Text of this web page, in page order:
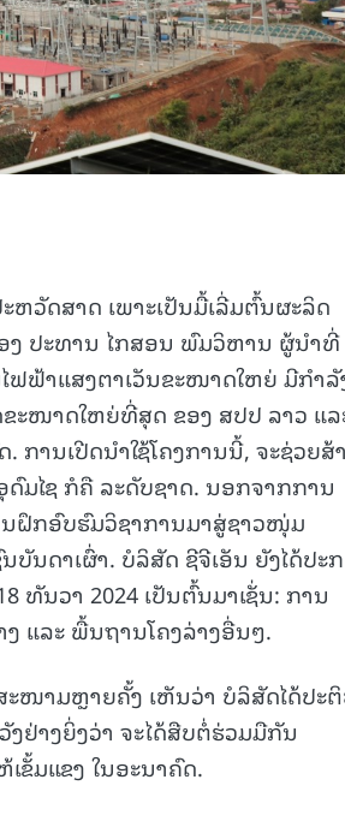
ຫວັດສາດ ເພາະເປັນມື້ເລີ່ມຕົ້ນຜະລິດ
ງ ປະທານ ໄກສອນ ພົມວິຫານ ຜູ້ນໍາທີ່
ຟຟ້າແສງຕາເວັນຂະໜາດໃຫຍ່ ມີກຳ
ຂະໜາດໃຫຍ່ທີ່ສຸດ ຂອງ ສປປ ລາວ ແລ
ານເປີດນຳໃຊ້ໂຄງການນີ້, ຈະຊ່ວຍສ້
ມໄຊ ກໍຄື ລະດັບຊາດ. ນອກຈາກການ
ນຝຶກອົບຮົມວິຊາການມາສູ່ຊາວໜຸ່ມ
ນດາເຜົ່າ. ບໍລິສັດ ຊີຈີເອັນ ຍັງໄດ້ປະ
ທັນວາ 2024 ເປັນຕົ້ນມາເຊັ່ນ: ການ
ແລະ ພື້ນຖານໂຄງລ່າງອື່ນໆ.
ໜາມຫຼາຍຄັ້ງ ເຫັນວ່າ ບໍລິສັດໄດ້ປະ
ຢ່າງຍິ່ງວ່າ ຈະໄດ້ສືບຕໍ່ຮ່ວມມືກັນ
ຂັ້ມແຂງ ໃນອະນາຄົດ.